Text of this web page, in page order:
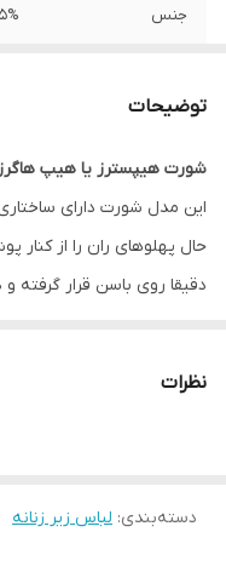
جنس 95% پنبه +
قابلیت بازگشت
فرم
رنگ
توضیحات
شورت هیپسترز یا هیپ
حال پهلوهای ران را از
دقیقا روی باسن قرار
فروشگاه اینترنتی انار با
نظرات
دسته‌بندی: لباس زیر زنانه